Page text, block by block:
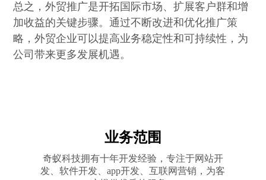
总之，外贸推广是开拓国际市场、扩展客户群和增
加收益的关键步骤。通过不断改进和优化推广策
略，外贸企业可以提高业务稳定性和可持续性，为
公司带来更多发展机遇。
业务范围
奇蚁科技拥有十年开发经验，专注于网站开
发、软件开发、app开发、互联网营销，为客